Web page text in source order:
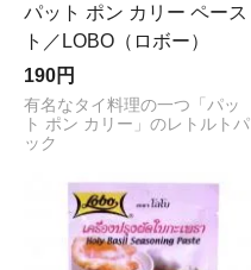
パット ポン カリー ペース
ト／LOBO（ロボー）
190円
有名なタイ料理の一つ「パッ
ト ポン カリー」のレトルトパ
ック